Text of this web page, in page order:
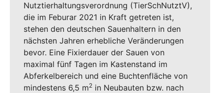
NutztierhaItungsverordnung (TierSchNutztV),
die im Feburar 2021 in Kraft getreten ist,
stehen den deutschen Sauenhaltern in den
nächsten Jahren erhebliche Veränderungen
bevor. Eine Fixierdauer der Sauen von
maximal fünf Tagen im Kastenstand im
Abferkelbereich und eine Buchtenfläche von
mindestens 6,5 m2 in Neubauten bzw. nach